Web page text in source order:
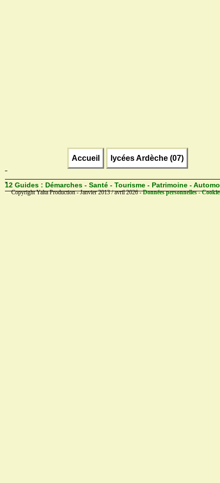
Accueil lycées Ardèche (07)
12 Guides : Démarches - Santé - Tourisme - Patrimoine -
Copyright Yalta Production - Janvier 2013 / avril 2026 -Données personnelles -